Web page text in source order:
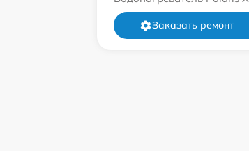
Заказать ремонт